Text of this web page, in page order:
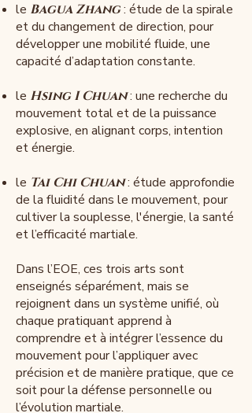
le Bagua Zhang: étude de la spirale
et du changement de direction, pour
développer une mobilité fluide, une
capacité d’adaptation constante.
le Hsing I Chuan: une recherche du
mouvement total et de la puissance
explosive, en alignant corps, intention
et énergie.
le Tai Chi Chuan: étude approfondie
de la fluidité dans le mouvement, pour
cultiver la souplesse, l'énergie, la santé
et l’efficacité martiale.
Dans l’EOE, ces trois arts sont
enseignés séparément, mais se
rejoignent dans un système unifié, où
chaque pratiquant apprend à
comprendre et à intégrer l’essence du
mouvement pour l’appliquer avec
précision et de manière pratique, que ce
soit pour la défense personnelle ou
l’évolution martiale.